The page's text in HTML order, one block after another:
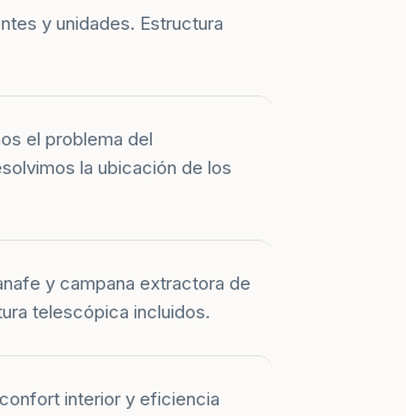
y unidades. Estructura
el problema del
la ubicación de los
y campana extractora de
telescópica incluidos.
interior y eficiencia